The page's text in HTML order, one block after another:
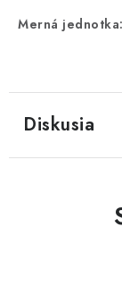
Merná jednotka:
Diskusia